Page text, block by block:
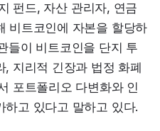
펀드, 자산 관리자, 연금
비트코인에 자본을 할당하
들이 비트코인을 단지 투
지리적 긴장과 법정 화폐
포트폴리오 다변화와 인
하고 있다고 말하고 있다.